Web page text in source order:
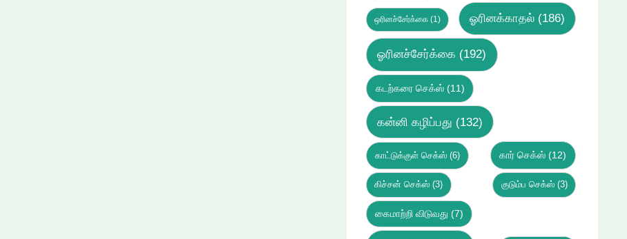
ஒரினச்சேர்க்கை(1) ஓரினக்காதல்(186)
ஓரினச்சேர்க்கை (192)
கடற்கரை செக்ஸ்(11)
கன்னி கழிப்பது (132)
காட்டுக்குள் செக்ஸ் (6) கார் செக்ஸ் (12)
கிச்சன் செக்ஸ் (3) குடும்ப செக்ஸ்(3)
கைமாற்றி விடுவது (7)